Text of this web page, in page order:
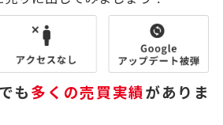
も多くの売買実績がありま